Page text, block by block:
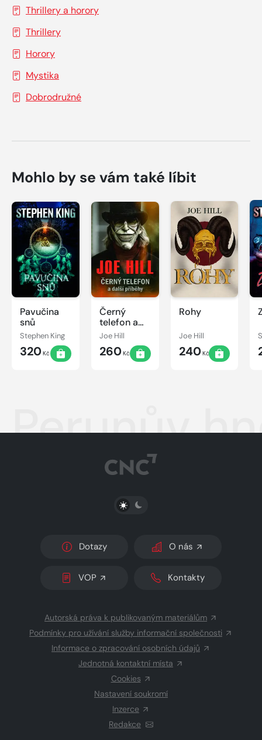
Thrillery a horory
Thrillery
Horory
Mystika
Dobrodružné
Mohlo by se vám také líbit
Pavučina
snů
Stephen King
320Kč
Černý
telefon a
další
Joe Hill
260Kč
Rohy
Joe Hill
240Kč
Perunův
PŘEPNOUT SVĚTLÝ/TMAVÝ REŽIM
Dotazy O nás
VOP Kontakty
Autorská práva k publikovaným materiálům
Podmínky pro užívání služby informační společnosti
Informace o zpracování osobních údajů
Jednotná kontaktní místa
Cookies
Nastavení soukromí
Inzerce
Redakce